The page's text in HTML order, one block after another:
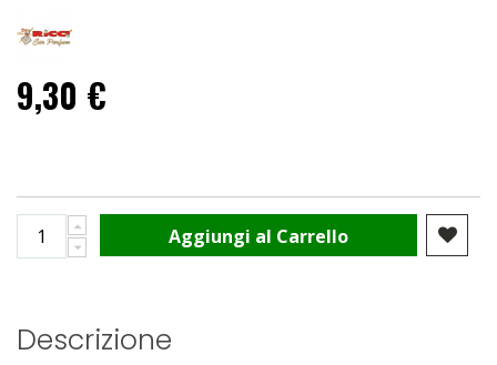
9,30 €
Aggiungi al Carrello
Descrizione